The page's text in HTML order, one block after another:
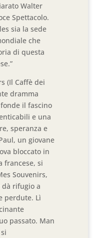
Walter
Spettacolo.
sia la sede
che
di questa
(Il Caffè dei
dramma
il fascino
e una
speranza e
un giovane
bloccato in
francese, si
Souvenirs,
dà rifugio a
perdute. Lì
passato. Man